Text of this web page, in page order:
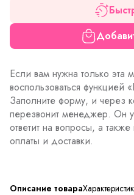
Если вам нужна только эта
воспользоваться функцией
Заполните форму, и через
перезвонит менеджер. Он
ответит на вопросы, а
оплаты и доставки.
Описание товара